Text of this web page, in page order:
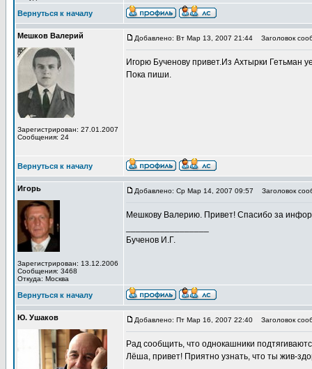
Вернуться к началу
Мешков Валерий
Зарегистрирован: 27.01.2007
Сообщения: 24
Добавлено: Вт Мар 13, 2007 21:44 Заголовок
Игорю Бученову привет.Из Ахтырки Гетьман
Пока пиши.
Вернуться к началу
Игорь
Зарегистрирован: 13.12.2006
Сообщения: 3468
Откуда: Москва
Добавлено: Ср Мар 14, 2007 09:57 Заголовок
Мешкову Валерию. Привет! Спасибо за
Бученов И.Г.
Вернуться к началу
Ю. Ушаков Добавлено: Пт Мар 16, 2007 22:40 Заголовок
Рад сообщить, что однокашники
Лёша, привет! Приятно узнать, что ты жив-